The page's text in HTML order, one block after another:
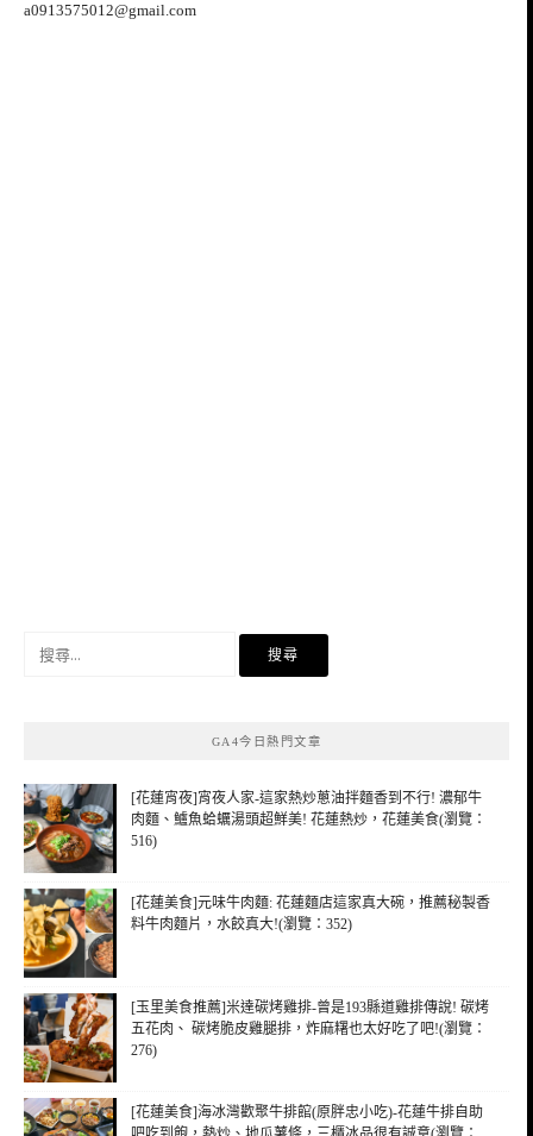
a0913575012@gmail.com
GA4今日熱門文章
[花蓮宵夜]宵夜人家-這家熱炒蔥油拌麵香到不行! 濃郁牛
肉麵、鱸魚蛤蠣湯頭超鮮美! 花蓮熱炒，花蓮美食(瀏覽：
516)
[花蓮美食]元味牛肉麵: 花蓮麵店這家真大碗，推薦秘製香
料牛肉麵片，水餃真大!(瀏覽：352)
[玉里美食推薦]米達碳烤雞排-曾是193縣道雞排傳說! 碳烤
五花肉、 碳烤脆皮雞腿排，炸麻糬也太好吃了吧!(瀏覽：
276)
[花蓮美食]海冰灣歡聚牛排館(原胖忠小吃)-花蓮牛排自助